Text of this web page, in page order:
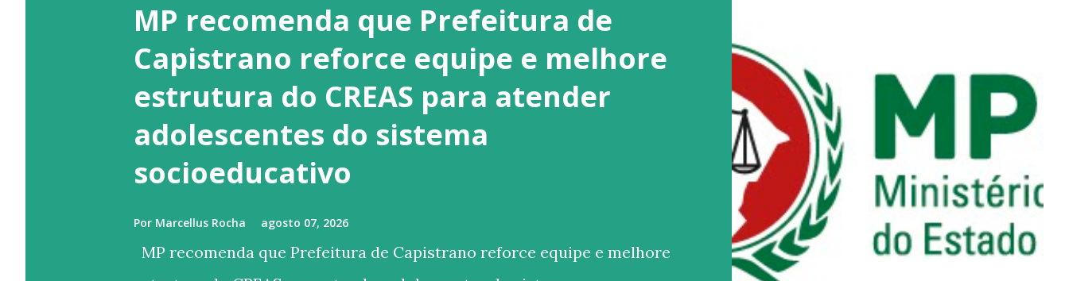
MP recomenda que Prefeitura de
Capistrano reforce equipe e melhore
estrutura do CREAS para atender
adolescentes do sistema
socioeducativo
Por Marcellus Rocha agosto 07, 2026
MP recomenda que Prefeitura de Capistrano reforce equipe e melhore